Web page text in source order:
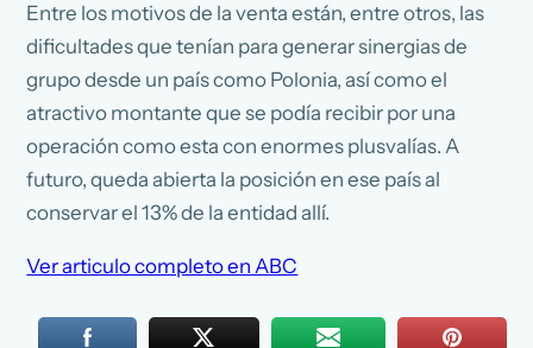
Entre los motivos de la venta están, entre otros, las
dificultades que tenían para generar sinergias de
grupo desde un país como Polonia, así como el
atractivo montante que se podía recibir por una
operación como esta con enormes plusvalías. A
futuro, queda abierta la posición en ese país al
conservar el 13% de la entidad allí.
Ver articulo completo en ABC